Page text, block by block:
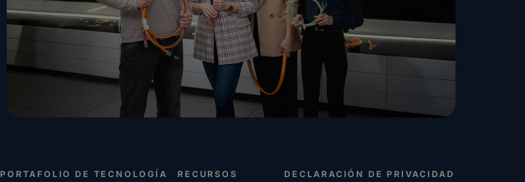
PORTAFOLIO DE TECNOLOGÍA
RECURSOS
DECLARACIÓN DE PRIVACIDAD